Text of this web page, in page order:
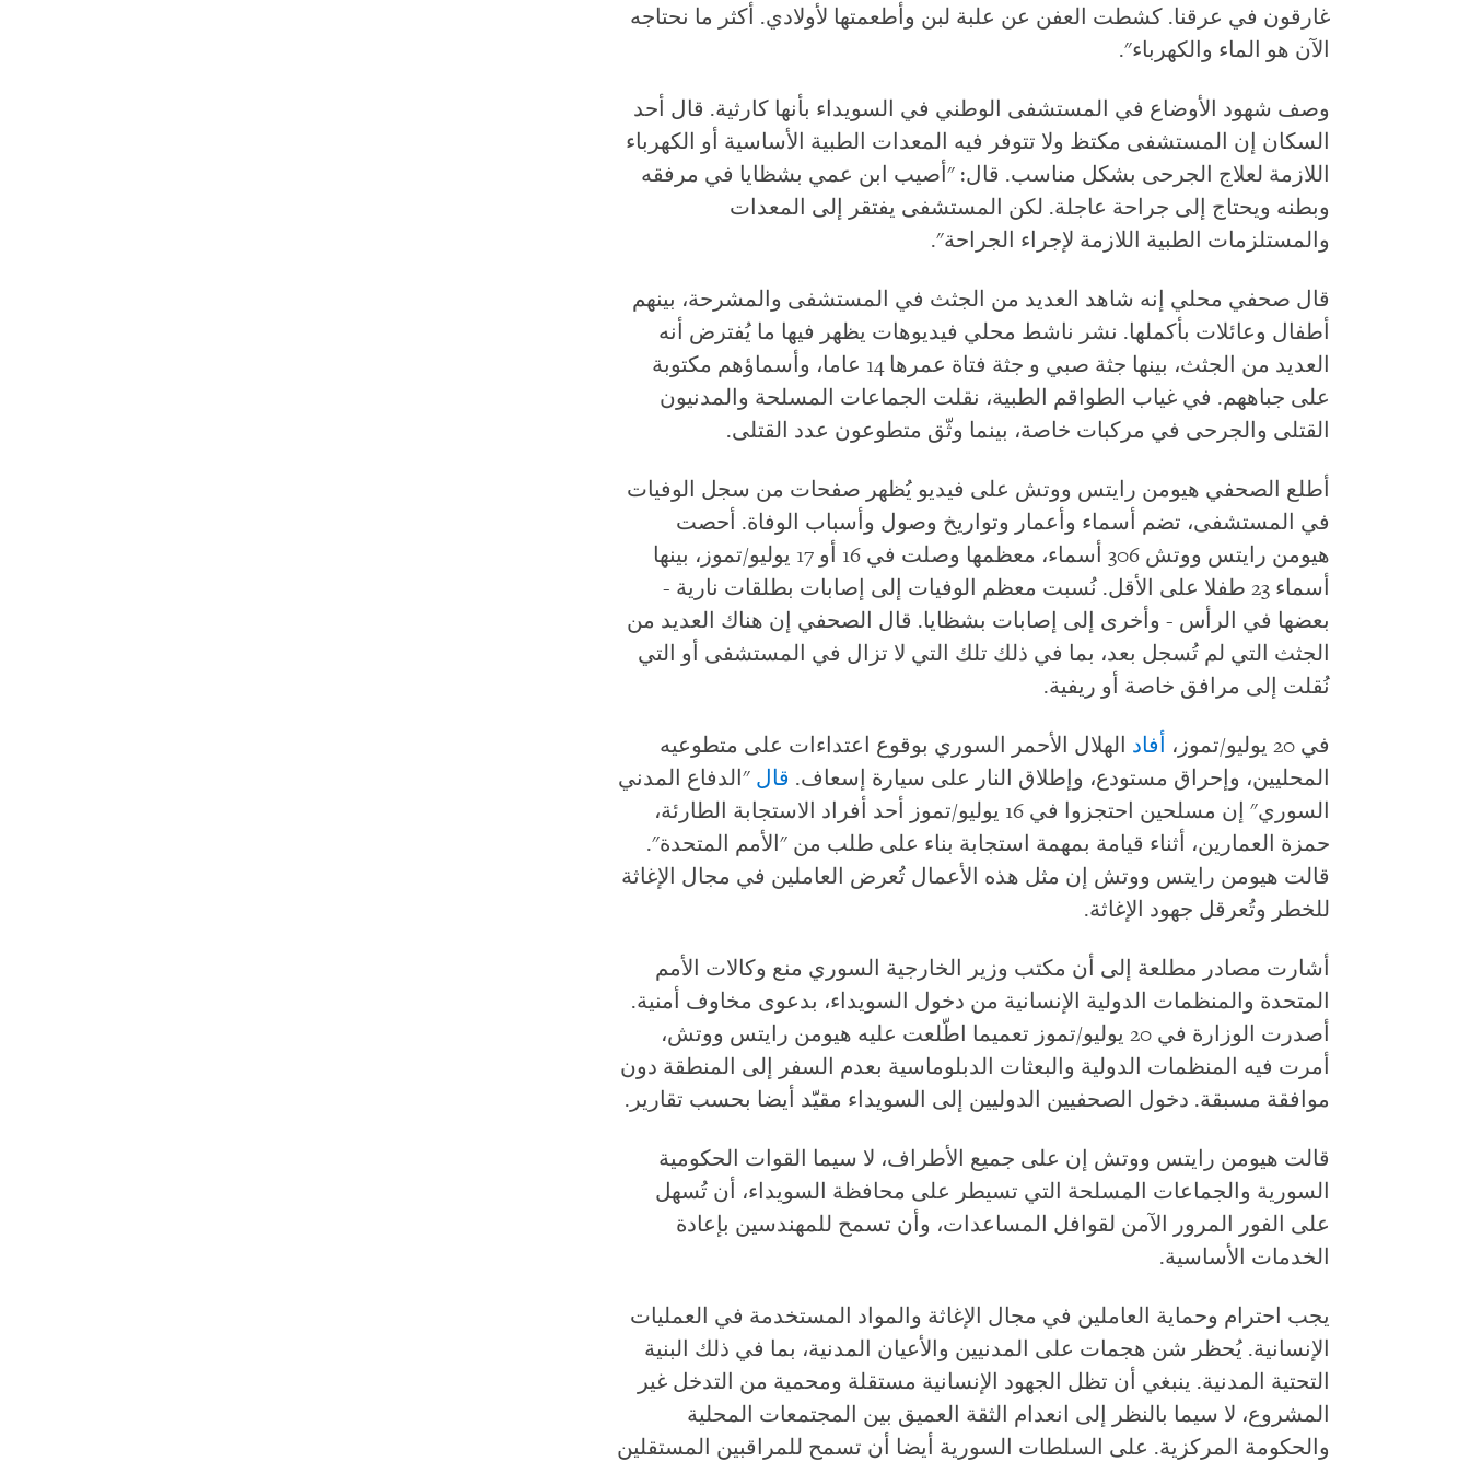
غارقون في عرقنا. كشطت العفن عن علبة لبن وأطعمتها لأولادي. أكثر ما نحتاجه
الآن هو الماء والكهرباء".
وصف شهود الأوضاع في المستشفى الوطني في السويداء بأنها كارثية. قال أحد
السكان إن المستشفى مكتظ ولا تتوفر فيه المعدات الطبية الأساسية أو الكهرباء
اللازمة لعلاج الجرحى بشكل مناسب. قال: "أصيب ابن عمي بشظايا في مرفقه
وبطنه ويحتاج إلى جراحة عاجلة. لكن المستشفى يفتقر إلى المعدات
والمستلزمات الطبية اللازمة لإجراء الجراحة".
قال صحفي محلي إنه شاهد العديد من الجثث في المستشفى والمشرحة، بينهم
أطفال وعائلات بأكملها. نشر ناشط محلي فيديوهات يظهر فيها ما يُفترض أنه
العديد من الجثث، بينها جثة صبي و جثة فتاة عمرها 14 عاما، وأسماؤهم مكتوبة
على جباههم. في غياب الطواقم الطبية، نقلت الجماعات المسلحة والمدنيون
القتلى والجرحى في مركبات خاصة، بينما وثّق متطوعون عدد القتلى.
أطلع الصحفي هيومن رايتس ووتش على فيديو يُظهر صفحات من سجل الوفيات
في المستشفى، تضم أسماء وأعمار وتواريخ وصول وأسباب الوفاة. أحصت
هيومن رايتس ووتش 306 أسماء، معظمها وصلت في 16 أو 17 يوليو/تموز، بينها
أسماء 23 طفلا على الأقل. نُسبت معظم الوفيات إلى إصابات بطلقات نارية -
بعضها في الرأس - وأخرى إلى إصابات بشظايا. قال الصحفي إن هناك العديد من
الجثث التي لم تُسجل بعد، بما في ذلك تلك التي لا تزال في المستشفى أو التي
نُقلت إلى مرافق خاصة أو ريفية.
في 20 يوليو/تموز، أفاد الهلال الأحمر السوري بوقوع اعتداءات على متطوعيه
المحليين، وإحراق مستودع، وإطلاق النار على سيارة إسعاف. قال "الدفاع المدني
السوري" إن مسلحين احتجزوا في 16 يوليو/تموز أحد أفراد الاستجابة الطارئة،
حمزة العمارين، أثناء قيامة بمهمة استجابة بناء على طلب من "الأمم المتحدة".
قالت هيومن رايتس ووتش إن مثل هذه الأعمال تُعرض العاملين في مجال الإغاثة
للخطر وتُعرقل جهود الإغاثة.
أشارت مصادر مطلعة إلى أن مكتب وزير الخارجية السوري منع وكالات الأمم
المتحدة والمنظمات الدولية الإنسانية من دخول السويداء، بدعوى مخاوف أمنية.
أصدرت الوزارة في 20 يوليو/تموز تعميما اطّلعت عليه هيومن رايتس ووتش،
أمرت فيه المنظمات الدولية والبعثات الدبلوماسية بعدم السفر إلى المنطقة دون
موافقة مسبقة. دخول الصحفيين الدوليين إلى السويداء مقيّد أيضا بحسب تقارير.
قالت هيومن رايتس ووتش إن على جميع الأطراف، لا سيما القوات الحكومية
السورية والجماعات المسلحة التي تسيطر على محافظة السويداء، أن تُسهل
على الفور المرور الآمن لقوافل المساعدات، وأن تسمح للمهندسين بإعادة
الخدمات الأساسية.
يجب احترام وحماية العاملين في مجال الإغاثة والمواد المستخدمة في العمليات
الإنسانية. يُحظر شن هجمات على المدنيين والأعيان المدنية، بما في ذلك البنية
التحتية المدنية. ينبغي أن تظل الجهود الإنسانية مستقلة ومحمية من التدخل غير
المشروع، لا سيما بالنظر إلى انعدام الثقة العميق بين المجتمعات المحلية
والحكومة المركزية. على السلطات السورية أيضا أن تسمح للمراقبين المستقلين